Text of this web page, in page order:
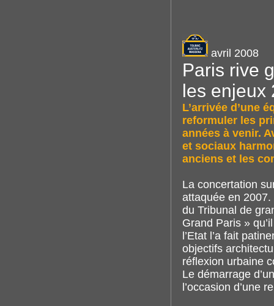
avril 2008
Paris rive
les enjeux
L’arrivée d’une
reformuler les
années à venir.
et sociaux
anciens et les
La concertation
attaquée en 2007.
du Tribunal de
Grand Paris »
l’Etat l’a fait
objectifs
réflexion urbaine
Le démarrage
l’occasion d’une